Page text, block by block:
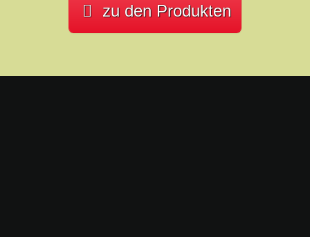
zu den Produkten